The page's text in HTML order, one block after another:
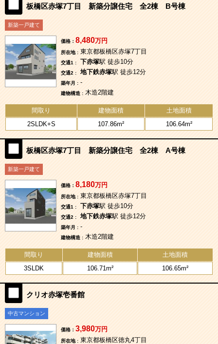
板橋区赤塚7丁目 新築分譲住宅 全2棟 B号棟
新築一戸建て
価格： 8,480万円
所在地 : 東京都板橋区赤塚7丁目
交通1 : 下赤塚駅 徒歩10分
交通2 : 地下鉄赤塚駅 徒歩12分
築年月 : -
建物構造 : 木造2階建
間取り 建物面積
土地面積
2SLDK+S
107.86m² 106.64m²
板橋区赤塚7丁目 新築分譲住宅 全2棟 A号棟
新築一戸建て
価格： 8,180万円
所在地 : 東京都板橋区赤塚7丁目
交通1 : 下赤塚駅 徒歩10分
交通2 : 地下鉄赤塚駅 徒歩12分
築年月 : -
建物構造 : 木造2階建
間取り 建物面積
土地面積
3SLDK
106.71m² 106.65m²
クリオ赤塚壱番館
中古マンション
価格： 3,980万円
所在地 : 東京都板橋区徳丸4丁目